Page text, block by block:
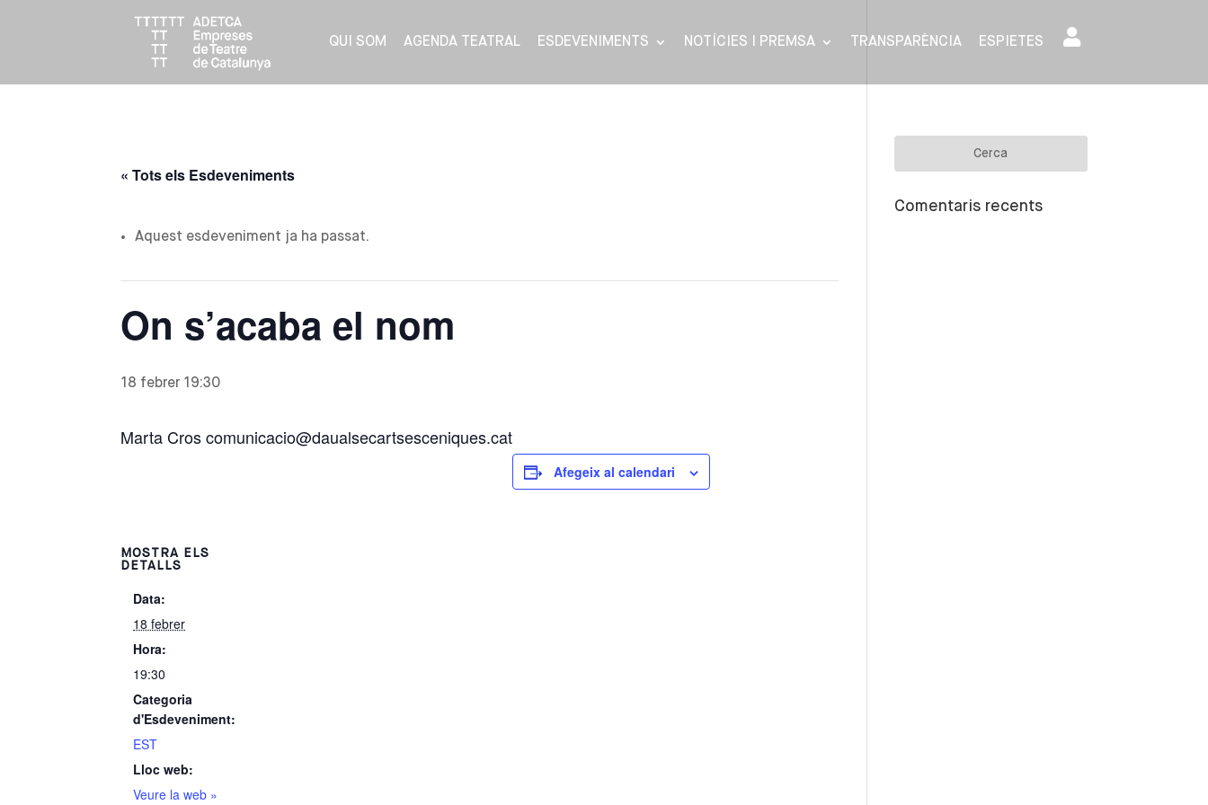
QUI SOM AGENDA TEATRAL ESDEVENIMENTS NOTÍCIES I PREMSA TRANSPARÈNCIA ESPIETES
« Tots els Esdeveniments
Aquest esdeveniment ja ha passat.
On s’acaba el nom
18 febrer 19:30
Marta Cros comunicacio@daualsecartsesceniques.cat
Afegeix al calendari
MOSTRA ELS
DETALLS
Data:
18 febrer
Hora:
19:30
Categoria
d'Esdeveniment:
EST
Lloc web:
Veure la web »
Comentaris recents